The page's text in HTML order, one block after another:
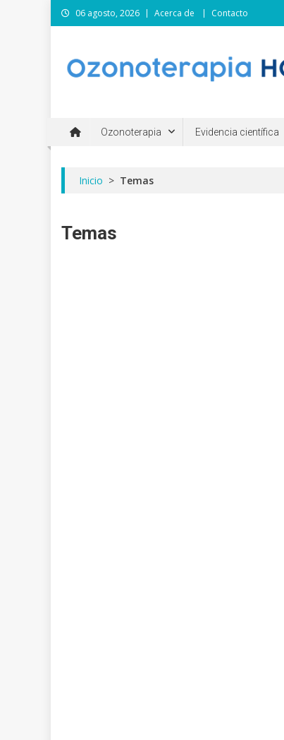
06 agosto, 2026 Acerca de Contacto
Información científica sobre el uso de la
Ozonoterapia Evidencia científica
Inicio > Temas
Temas